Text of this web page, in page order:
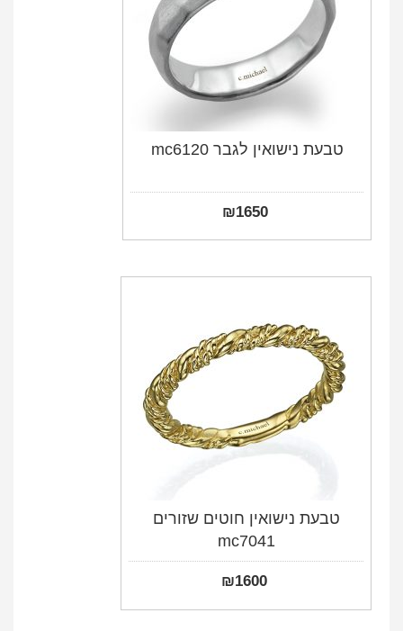
טבעת נישואין לגבר mc6120
₪1650
טבעת נישואין חוטים שזורים
mc7041
₪1600